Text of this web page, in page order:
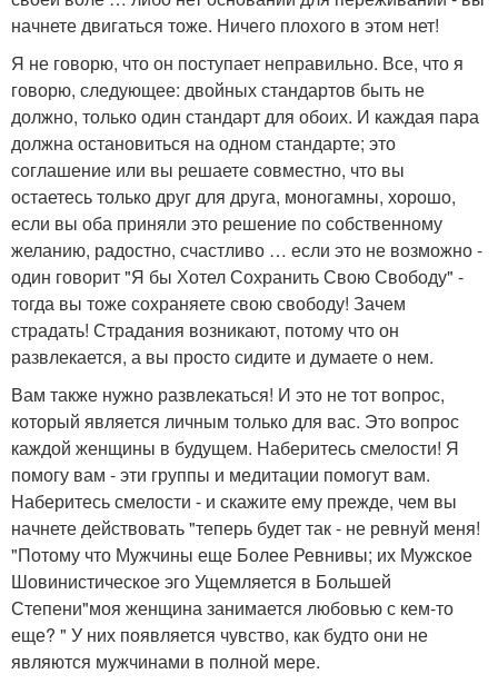
начнете двигаться тоже. Ничего плохого в этом нет!
Я не говорю, что он поступает неправильно. Все, что я
говорю, следующее: двойных стандартов быть не
должно, только один стандарт для обоих. И каждая пара
должна остановиться на одном стандарте; это
соглашение или вы решаете совместно, что вы
остаетесь только друг для друга, моногамны, хорошо,
если вы оба приняли это решение по собственному
желанию, радостно, счастливо … если это не возможно -
один говорит "Я бы Хотел Сохранить Свою Свободу" -
тогда вы тоже сохраняете свою свободу! Зачем
страдать! Страдания возникают, потому что он
развлекается, а вы просто сидите и думаете о нем.
Вам также нужно развлекаться! И это не тот вопрос,
который является личным только для вас. Это вопрос
каждой женщины в будущем. Наберитесь смелости! Я
помогу вам - эти группы и медитации помогут вам.
Наберитесь смелости - и скажите ему прежде, чем вы
начнете действовать "теперь будет так - не ревнуй меня!
"Потому что Мужчины еще Более Ревнивы; их Мужское
Шовинистическое эго Ущемляется в Большей
Степени"моя женщина занимается любовью с кем-то
еще? " У них появляется чувство, как будто они не
являются мужчинами в полной мере.